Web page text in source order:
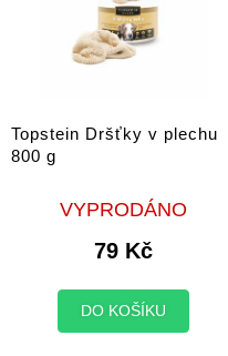
Topstein Dršťky v plechu
800 g
VYPRODÁNO
79 Kč
DO KOŠÍKU